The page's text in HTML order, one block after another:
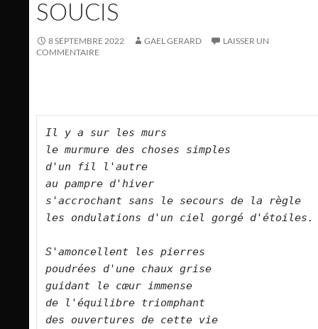
SOUCIS
8 SEPTEMBRE 2022 GAEL GERARD
LAISSER UN
COMMENTAIRE
Il y a sur les murs
le murmure des choses simples
d'un fil l'autre
au pampre d'hiver
s'accrochant sans le secours de la
les ondulations d'un ciel gorgé d'étoiles.
S'amoncellent les pierres
poudrées d'une chaux grise
guidant le cœur immense
de l'équilibre triomphant
des ouvertures de cette vie